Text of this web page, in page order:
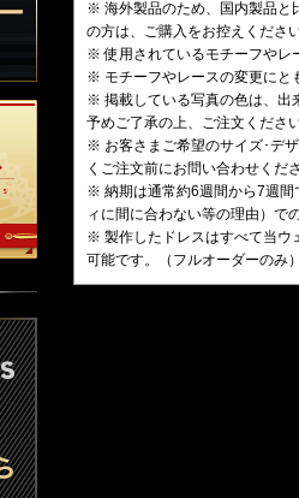
※ 海外製品のため、国内製品と
の方は、ご購入をお控えくださ
※ 使用されているモチーフやレ
※ モチーフやレースの変更にと
※ 掲載している写真の色は、出
予めご了承の上、ご注文くださ
※ お客さまご希望のサイズ･デ
くご注文前にお問い合わせくだ
※ 納期は通常約6週間から7週間
ィに間に合わない等の理由）で
※ 製作したドレスはすべて当ウ
可能です。（フルオーダーのみ